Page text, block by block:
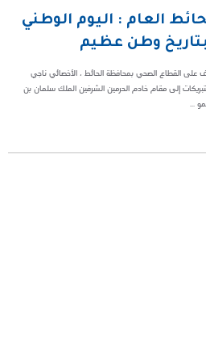
العام : اليوم الوطني
بتاريخ وطن عظيم
القطاع الصحي بمحافظة الحائط ، الأخصائي ناجي
إلى مقام خادم الحرمين الشرفين الملك سلمان بن
...